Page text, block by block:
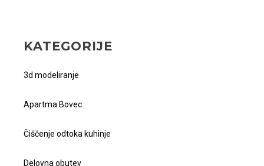
KATEGORIJE
3d modeliranje
Apartma Bovec
Čiščenje odtoka kuhinje
Delovna obutev